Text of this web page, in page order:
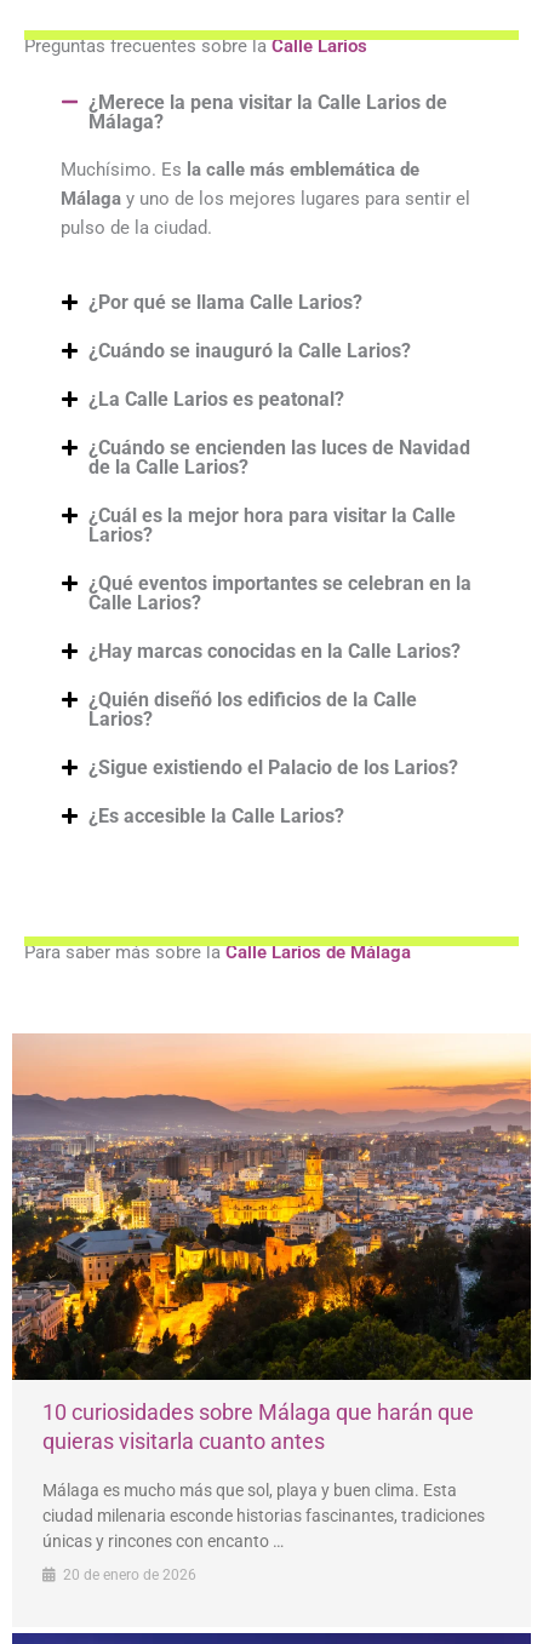
Preguntas frecuentes sobre laCalle Larios
¿Merece la pena visitar la Calle Larios de
Málaga?
Muchísimo. Es la calle más emblemática de
Málaga y uno de los mejores lugares para sentir el
pulso de la ciudad.
¿Por qué se llama Calle Larios?
¿Cuándo se inauguró la Calle Larios?
¿La Calle Larios es peatonal?
¿Cuándo se encienden las luces de Navidad
de la Calle Larios?
¿Cuál es la mejor hora para visitar la Calle
Larios?
¿Qué eventos importantes se celebran en la
Calle Larios?
¿Hay marcas conocidas en la Calle Larios?
¿Quién diseñó los edificios de la Calle
Larios?
¿Sigue existiendo el Palacio de los Larios?
¿Es accesible la Calle Larios?
Para saber más sobre laCalle Larios de Málaga
10 curiosidades sobre Málaga que harán que
quieras visitarla cuanto antes
Málaga es mucho más que sol, playa y buen clima. Esta
ciudad milenaria esconde historias fascinantes, tradiciones
únicas y rincones con encanto …
20 de enero de 2026